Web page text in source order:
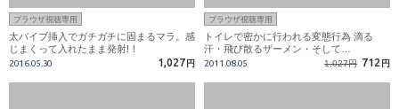
ブラウザ視聴専用
太バイブ挿入でガチガチに固まるマラ。感
じまくって入れたまま発射!！
2016.05.30 1,027 円
ブラウザ視聴専用
トイレで密かに行われる変態行為 滴る
汗・飛び散るザーメン・そして…
2011.08.05 1,027円 712 円